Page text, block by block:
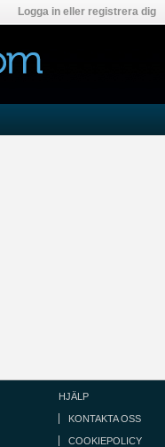
Logga in eller registrera dig
HJÄLP
KONTAKTA OSS
COOKIEPOLICY